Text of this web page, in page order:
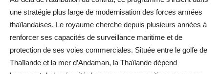
une stratégie plus large de modernisation des forces armées
thaïlandaises. Le royaume cherche depuis plusieurs années à
renforcer ses capacités de surveillance maritime et de
protection de ses voies commerciales. Située entre le golfe de
Thaïlande et la mer d’Andaman, la Thaïlande dépend